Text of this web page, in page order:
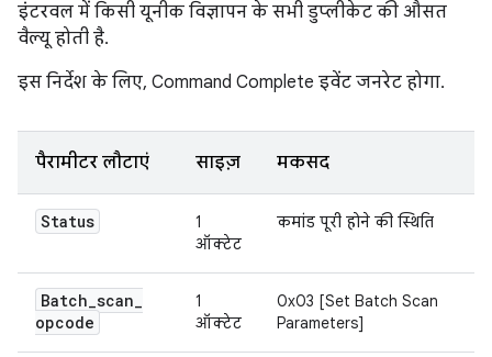
इंटरवल में किसी यूनीक विज्ञापन के सभी डुप्लीकेट की औसत
वैल्यू होती है.
इस निर्देश के लिए, Command Complete इवेंट जनरेट होगा.
पैरामीटर लौटाएं साइज़ मकसद
Status
1
ऑक्टेट
कमांड पूरी होने की स्थिति
Batch_scan_
opcode
1
ऑक्टेट
0x03 [Set Batch Scan
Parameters]